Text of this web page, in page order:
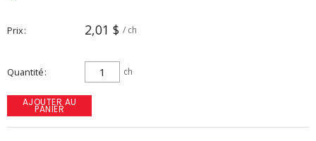
Prix 2,01 $ / ch
Quantité ch
AJOUTER AU
PANIER